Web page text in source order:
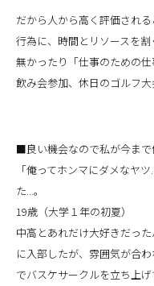
だから人から高く評価され
行為に、時間とリソースを
無かったり「仕事のための
飲み会参加、休日のゴルフ大
■良い機会なので私が今まで
「俺ってホンマにダメなヤ
た...。
19歳（大学１年の初夏）
中高とあれだけ大好きだっ
に入部したが、雰囲気が合
でバスケサークルを立ち上げ